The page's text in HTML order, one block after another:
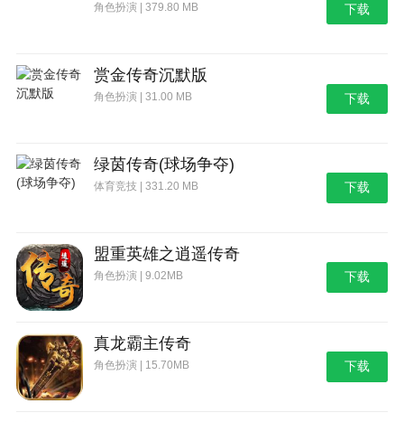
角色扮演 | 379.80 MB 下载
赏金传奇沉默版
角色扮演 | 31.00 MB 下载
绿茵传奇(球场争夺)
体育竞技 | 331.20 MB 下载
盟重英雄之逍遥传奇
角色扮演 | 9.02MB 下载
真龙霸主传奇
角色扮演 | 15.70MB 下载